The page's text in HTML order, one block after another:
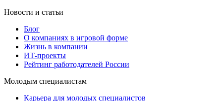
Новости и статьи
Блог
О компаниях в игровой форме
Жизнь в компании
ИТ-проекты
Рейтинг работодателей России
Молодым специалистам
Карьера для молодых специалистов